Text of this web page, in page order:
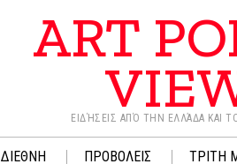
ART
ΕΙΔΉΣΕΙΣ ΑΠΌ ΤΗΝ ΕΛΛΆΔΑ ΚΑΙ
ΔΙΕΘΝΗ ΠΡΟΒΟΛΕΙΣ ΤΡΙΤΗ